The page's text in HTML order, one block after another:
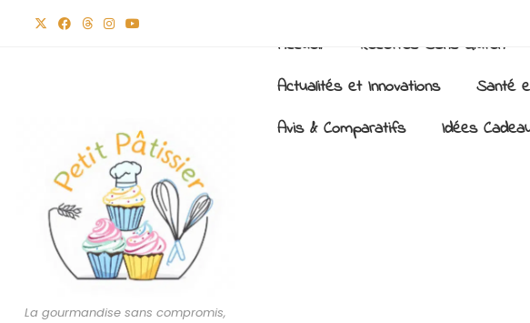
La gourmandise sans compromis,
Accueil Recettes Sans Gluten
Actualités et Innovations
Santé
Avis & Comparatifs
Idées